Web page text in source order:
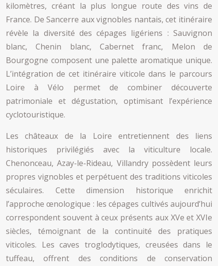
kilomètres, créant la plus longue route des vins de
France. De Sancerre aux vignobles nantais, cet itinéraire
révèle la diversité des cépages ligériens : Sauvignon
blanc, Chenin blanc, Cabernet franc, Melon de
Bourgogne composent une palette aromatique unique.
L’intégration de cet itinéraire viticole dans le parcours
Loire à Vélo permet de combiner découverte
patrimoniale et dégustation, optimisant l’expérience
cyclotouristique.
Les châteaux de la Loire entretiennent des liens
historiques privilégiés avec la viticulture locale.
Chenonceau, Azay-le-Rideau, Villandry possèdent leurs
propres vignobles et perpétuent des traditions viticoles
séculaires. Cette dimension historique enrichit
l’approche œnologique : les cépages cultivés aujourd’hui
correspondent souvent à ceux présents aux XVe et XVIe
siècles, témoignant de la continuité des pratiques
viticoles. Les caves troglodytiques, creusées dans le
tuffeau, offrent des conditions de conservation